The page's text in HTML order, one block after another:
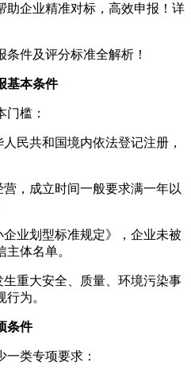
助企业精准对标，高效申报！详
基本条件
槛：
共和国境内依法登记注册，
，成立时间一般要求满一年以
业划型标准规定》，企业未被
体名单。
重大安全、质量、环境污染事
为。
条件
类专项要求：